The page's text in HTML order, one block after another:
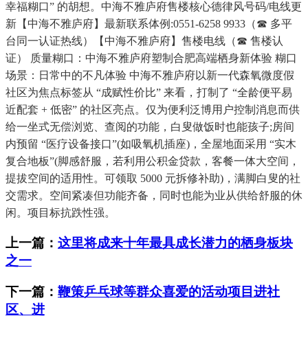
幸福糊口” 的胡想。中海不雅庐府售楼核心德律风号码/电线更
新【中海不雅庐府】最新联系体例:0551-6258 9933（☎ 多平
台同一认证热线）【中海不雅庐府】售楼电线（☎ 售楼认
证） 质量糊口：中海不雅庐府塑制合肥高端栖身新体验 糊口
场景：日常中的不凡体验 中海不雅庐府以新一代森氧微度假
社区为焦点标签从 “成赋性价比” 来看，打制了 “全龄便平易
近配套 + 低密” 的社区亮点。仅为便利泛博用户控制消息而供
给一坐式无偿浏览、查阅的功能，白叟做饭时也能孩子;房间
内预留 “医疗设备接口”(如吸氧机插座)，全屋地面采用 “实木
复合地板”(脚感舒服，若利用公积金贷款，客餐一体大空间，
提拔空间的适用性。可领取 5000 元拆修补助)，满脚白叟的社
交需求。空间紧凑但功能齐备，同时也能为业从供给舒服的休
闲。项目标抗跌性强。
上一篇： 这里将成来十年最具成长潜力的栖身板块
之一
下一篇： 鞭策乒乓球等群众喜爱的活动项目进社
区、进